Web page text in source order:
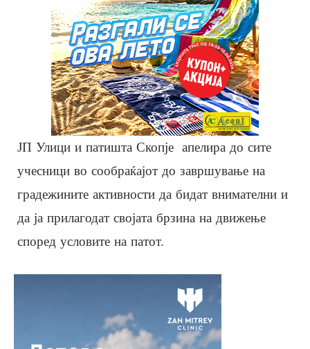
ЈП Улици и патишта Скопје апелира до сите
учесници во сообраќајот до завршување на
градежините активности да бидат внимателни и
да ја прилагодат својата брзина на движење
според условите на патот.